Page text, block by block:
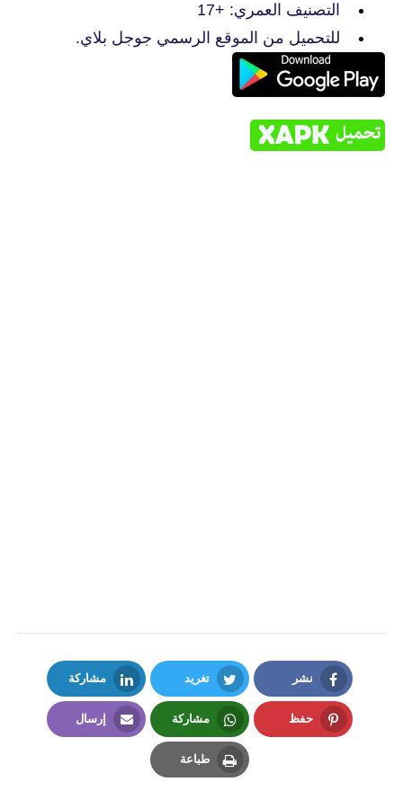
التصنيف العمري: +17
للتحميل من الموقع الرسمي جوجل بلاي.
نشر
Facebook
تغريد
Twitter
مشاركة
LinkedIn
حفظ مشاركة
Whatsapp
إرسال
طباعة